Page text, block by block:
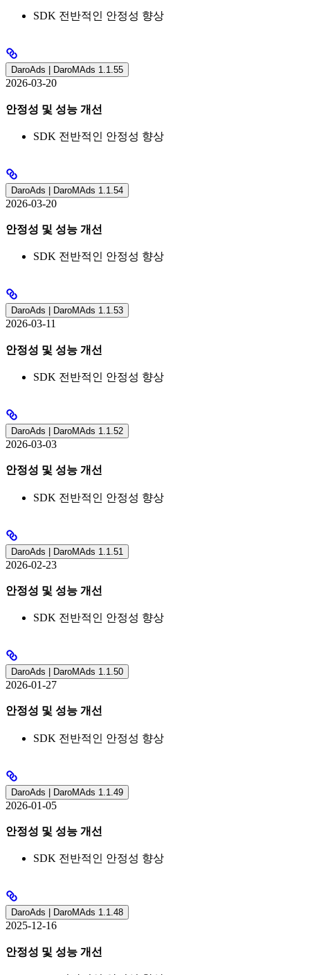
SDK 전반적인 안정성 향상
DaroAds | DaroMAds 1.1.55
2026-03-20
안정성 및 성능 개선
SDK 전반적인 안정성 향상
DaroAds | DaroMAds 1.1.54
2026-03-20
안정성 및 성능 개선
SDK 전반적인 안정성 향상
DaroAds | DaroMAds 1.1.53
2026-03-11
안정성 및 성능 개선
SDK 전반적인 안정성 향상
DaroAds | DaroMAds 1.1.52
2026-03-03
안정성 및 성능 개선
SDK 전반적인 안정성 향상
DaroAds | DaroMAds 1.1.51
2026-02-23
안정성 및 성능 개선
SDK 전반적인 안정성 향상
DaroAds | DaroMAds 1.1.50
2026-01-27
안정성 및 성능 개선
SDK 전반적인 안정성 향상
DaroAds | DaroMAds 1.1.49
2026-01-05
안정성 및 성능 개선
SDK 전반적인 안정성 향상
DaroAds | DaroMAds 1.1.48
2025-12-16
안정성 및 성능 개선